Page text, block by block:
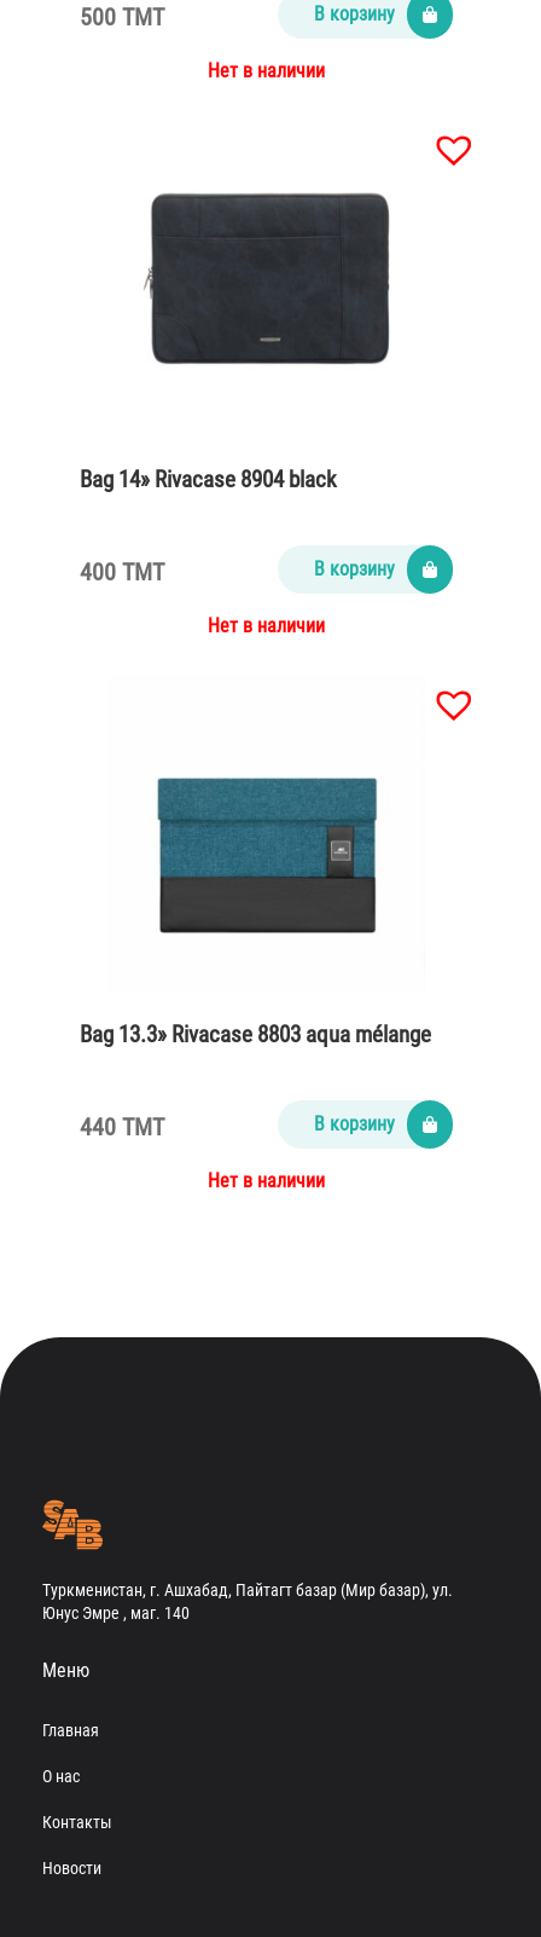
500 TMT В корзину
Нет в наличии
Bag 14» Rivacase 8904 black
400 TMT В корзину
Нет в наличии
Bag 13.3» Rivacase 8803 aqua mélange
440 TMT В корзину
Нет в наличии
Туркменистан, г. Ашхабад, Пайтагт базар (Мир базар), ул.
Юнус Эмре , маг. 140
Меню
Главная
О нас
Контакты
Новости